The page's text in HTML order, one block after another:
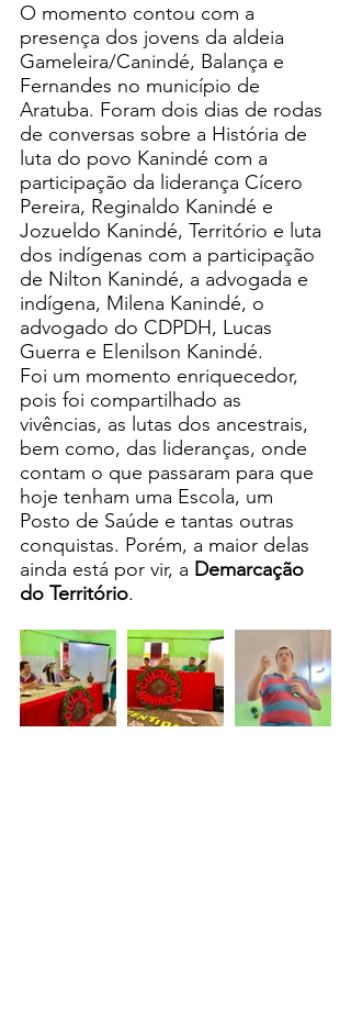
O momento contou com a
presença dos jovens da aldeia
Gameleira/Canindé, Balança e
Fernandes no município de
Aratuba. Foram dois dias de rodas
de conversas sobre a História de
luta do povo Kanindé com a
participação da liderança Cícero
Pereira, Reginaldo Kanindé e
Jozueldo Kanindé, Território e luta
dos indígenas com a participação
de Nilton Kanindé, a advogada e
indígena, Milena Kanindé, o
advogado do CDPDH, Lucas
Guerra e Elenilson Kanindé.
Foi um momento enriquecedor,
pois foi compartilhado as
vivências, as lutas dos ancestrais,
bem como, das lideranças, onde
contam o que passaram para que
hoje tenham uma Escola, um
Posto de Saúde e tantas outras
conquistas. Porém, a maior delas
ainda está por vir, a Demarcação
do Território.